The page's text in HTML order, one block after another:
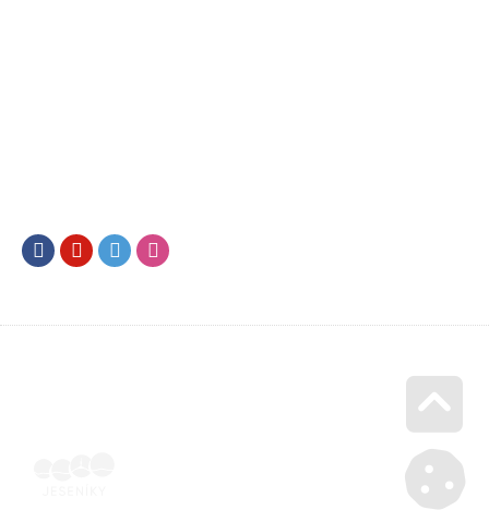
FacebookYoutubeTwitter
Go